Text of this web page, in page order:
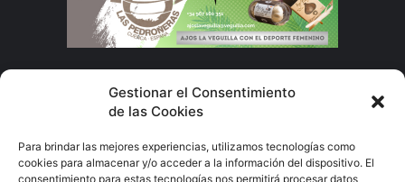
Gestionar el Consentimiento
de las Cookies
Para brindar las mejores experiencias, utilizamos tecnologías como
cookies para almacenar y/o acceder a la información del dispositivo. El
consentimiento para estas tecnologías nos permitirá procesar datos
tu
correo